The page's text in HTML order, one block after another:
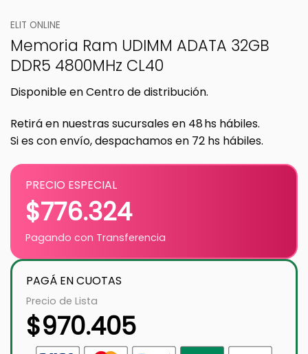
ELIT ONLINE
Memoria Ram UDIMM ADATA 32GB
DDR5 4800MHz CL40
Disponible en Centro de distribución.
Retirá en nuestras sucursales en 48 hs hábiles.
Si es con envío, despachamos en 72 hs hábiles.
PRECIO ESPECIAL
$776.324
Pagando con Transferencia
PAGÁ EN CUOTAS
Precio de Lista
$970.405